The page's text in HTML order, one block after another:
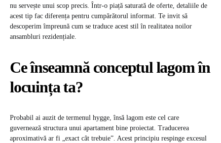
nu servește unui scop precis. Într-o piață saturată de oferte, detaliile de
acest tip fac diferența pentru cumpărătorul informat. Te invit să
descoperim împreună cum se traduce acest stil în realitatea noilor
ansambluri rezidențiale.
Ce înseamnă conceptul lagom în
locuința ta?
Probabil ai auzit de termenul hygge, însă lagom este cel care
guvernează structura unui apartament bine proiectat. Traducerea
aproximativă ar fi „exact cât trebuie”. Acest principiu respinge excesul